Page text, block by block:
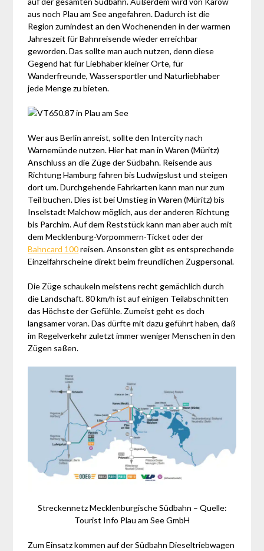
aus noch Plau am See angefahren. Dadurch ist die
Region zumindest an den Wochenenden in der warmen
Jahreszeit für Bahnreisende wieder erreichbar
geworden. Das sollte man auch nutzen, denn diese
Gegend hat für Liebhaber kleiner Orte, für
Wanderfreunde, Wassersportler und Naturliebhaber
jede Menge zu bieten.
Wer aus Berlin anreist, sollte den Intercity nach
Warnemünde nutzen. Hier hat man in Waren (Müritz)
Anschluss an die Züge der Südbahn. Reisende aus
Richtung Hamburg fahren bis Ludwigslust und steigen
dort um. Durchgehende Fahrkarten kann man nur zum
Teil buchen. Dies ist bei Umstieg in Waren (Müritz) bis
Inselstadt Malchow möglich, aus der anderen Richtung
bis Parchim. Auf dem Reststück kann man aber auch mit
dem Mecklenburg-Vorpommern-Ticket oder der
Bahncard 100reisen. Ansonsten gibt es entsprechende
Einzelfahrscheine direkt beim freundlichen Zugpersonal.
Die Züge schaukeln meistens recht gemächlich durch
die Landschaft. 80 km/h ist auf einigen Teilabschnitten
das Höchste der Gefühle. Zumeist geht es doch
langsamer voran. Das dürfte mit dazu geführt haben, daß
im Regelverkehr zuletzt immer weniger Menschen in den
Zügen saßen.
Streckennetz Mecklenburgische Südbahn – Quelle:
Tourist Info Plau am See GmbH
Zum Einsatz kommen auf der Südbahn Dieseltriebwagen